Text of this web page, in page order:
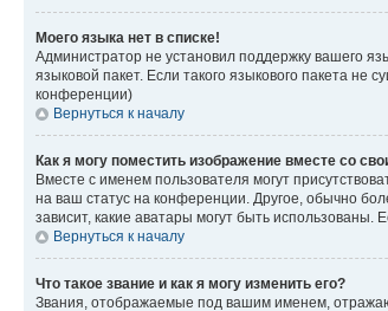
Моего языка нет в списке!
Администратор не установил поддержку вашего
языковой пакет. Если такого языкового пакета
конференции)
Вернуться к началу
Как я могу поместить изображение вместе со
Вместе с именем пользователя могут
на ваш статус на конференции. Другое, обычно
зависит, какие аватары могут быть
Вернуться к началу
Что такое звание и как я могу изменить его?
Звания, отображаемые под вашим именем,